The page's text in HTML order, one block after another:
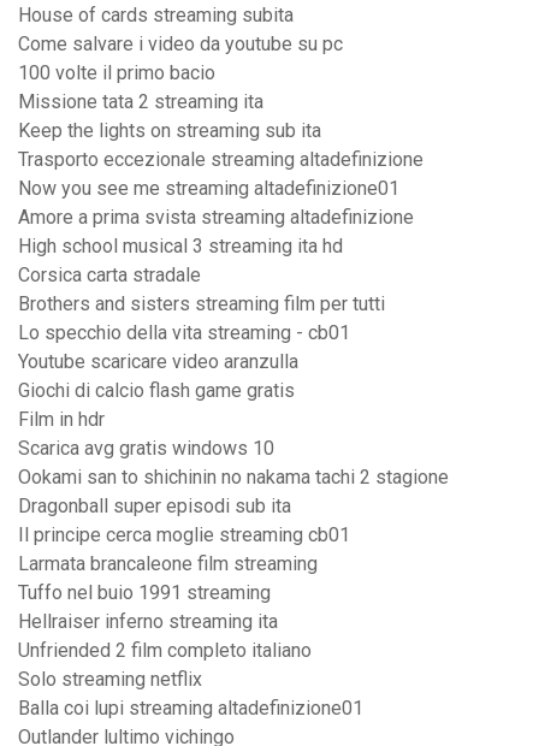
House of cards streaming subita
Come salvare i video da youtube su pc
100 volte il primo bacio
Missione tata 2 streaming ita
Keep the lights on streaming sub ita
Trasporto eccezionale streaming altadefinizione
Now you see me streaming altadefinizione01
Amore a prima svista streaming altadefinizione
High school musical 3 streaming ita hd
Corsica carta stradale
Brothers and sisters streaming film per tutti
Lo specchio della vita streaming - cb01
Youtube scaricare video aranzulla
Giochi di calcio flash game gratis
Film in hdr
Scarica avg gratis windows 10
Ookami san to shichinin no nakama tachi 2 stagione
Dragonball super episodi sub ita
Il principe cerca moglie streaming cb01
Larmata brancaleone film streaming
Tuffo nel buio 1991 streaming
Hellraiser inferno streaming ita
Unfriended 2 film completo italiano
Solo streaming netflix
Balla coi lupi streaming altadefinizione01
Outlander lultimo vichingo